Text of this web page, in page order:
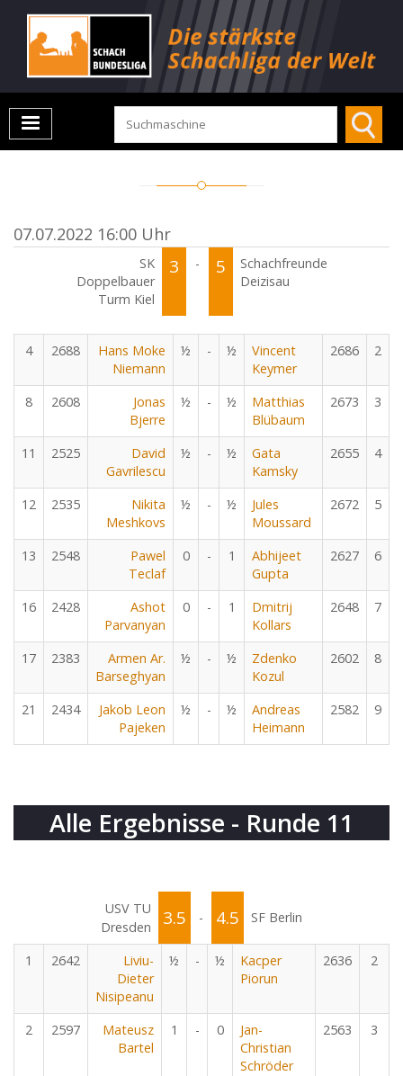
07.07.2022 16:00 Uhr
SK
Doppelbauer
Turm Kiel
3 - 5
Schachfreunde
Deizisau
4 2688
Hans Moke
Niemann
½ - ½
Vincent
Keymer
2686 2
8 2608
Jonas
Bjerre
½ - ½
Matthias
Blübaum
2673 3
11 2525
David
Gavrilescu
½ - ½
Gata
Kamsky
2655 4
12 2535
Nikita
Meshkovs
½ - ½
Jules
Moussard
2672 5
13 2548
Pawel
Teclaf
0 - 1
Abhijeet
Gupta
2627 6
16 2428
Ashot
Parvanyan
0 - 1
Dmitrij
Kollars
2648 7
17 2383
Armen Ar.
Barseghyan
½ - ½
Zdenko
Kozul
2602 8
21 2434
Jakob Leon
Pajeken
½ - ½
Andreas
Heimann
2582 9
Alle Ergebnisse - Runde 11
USV TU
Dresden
3.5 - 4.5 SF Berlin
1 2642
Liviu-
Dieter
Nisipeanu
½ - ½
Kacper
Piorun
2636 2
2 2597
Mateusz
Bartel
1 - 0
Jan-
Christian
Schröder
2563 3